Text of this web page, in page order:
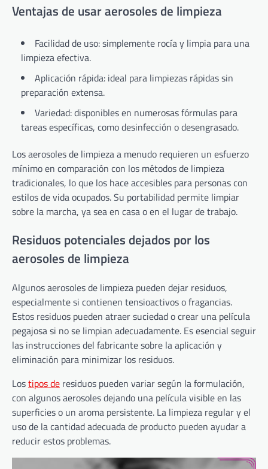
Ventajas de usar aerosoles de limpieza
Facilidad de uso: simplemente rocía y limpia para una
limpieza efectiva.
Aplicación rápida: ideal para limpiezas rápidas sin
preparación extensa.
Variedad: disponibles en numerosas fórmulas para
tareas específicas, como desinfección o desengrasado.
Los aerosoles de limpieza a menudo requieren un esfuerzo
mínimo en comparación con los métodos de limpieza
tradicionales, lo que los hace accesibles para personas con
estilos de vida ocupados. Su portabilidad permite limpiar
sobre la marcha, ya sea en casa o en el lugar de trabajo.
Residuos potenciales dejados por los
aerosoles de limpieza
Algunos aerosoles de limpieza pueden dejar residuos,
especialmente si contienen tensioactivos o fragancias.
Estos residuos pueden atraer suciedad o crear una película
pegajosa si no se limpian adecuadamente. Es esencial seguir
las instrucciones del fabricante sobre la aplicación y
eliminación para minimizar los residuos.
Lostipos de residuos pueden variar según la formulación,
con algunos aerosoles dejando una película visible en las
superficies o un aroma persistente. La limpieza regular y el
uso de la cantidad adecuada de producto pueden ayudar a
reducir estos problemas.